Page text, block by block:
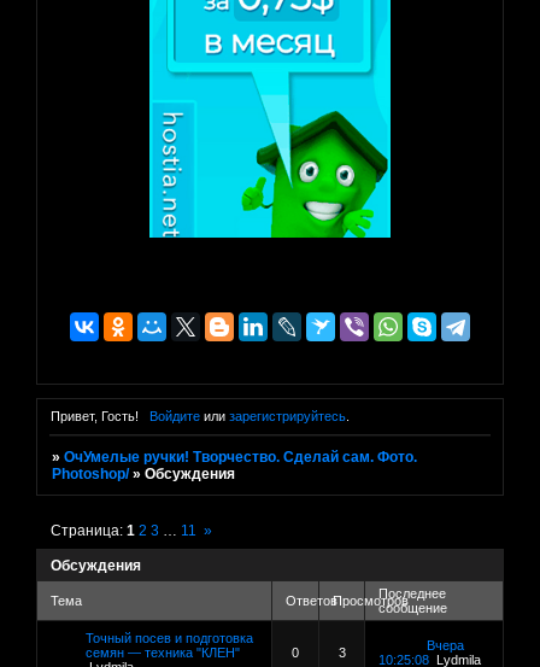
Привет, Гость! Войдитеили зарегистрируйтесь.
»ОчУмелые ручки! Творчество. Сделай сам. Фото.
Photoshop/ »Обсуждения
Обсуждения
Страница:1 2 3 11 »
Тема ОтветовПросмотровПоследнее
сообщение
Точный посев и подготовка
семян — техника "КЛЕН"
0 3
Вчера
10:25:08 Lydmila